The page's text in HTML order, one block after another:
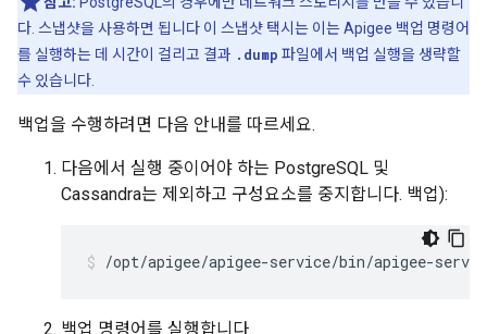
다. 스냅샷을 사용하면 됩니다 이 스냅샷 택시는 이는 Apigee 백업 명령어
를 실행하는 데 시간이 걸리고 결과 .dump 파일에서 백업 실행을 생략할
수 있습니다.
백업을 수행하려면 다음 안내를 따르세요.
다음에서 실행 중이어야 하는 PostgreSQL 및
Cassandra는 제외하고 구성요소를 중지합니다. 백업):
/opt/apigee/apigee-service/bin/apigee-
백업 명령어를 실행합니다.